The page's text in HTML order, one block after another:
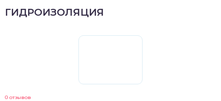
ГИДРОИЗОЛЯЦИЯ
0 отзывов